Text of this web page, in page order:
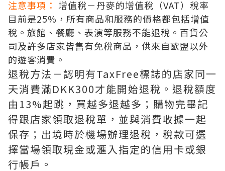
注意事項： 增值稅－丹麥的增值稅（VAT）稅率
目前是25%，所有商品和服務的價格都包括增值
稅。旅館、餐廳、表演等服務不能退稅。百貨公
司及許多店家皆售有免稅商品，供來自歐盟以外
的遊客消費。
退稅方法－認明有TaxFree標誌的店家同一
天消費滿DKK300才能開始退稅。退稅額度
由13%起跳，買越多退越多；購物完畢記
得跟店家領取退稅單，並與消費收據一起
保存；出境時於機場辦理退稅，稅款可選
擇當場領取現金或滙入指定的信用卡或銀
行帳戶。